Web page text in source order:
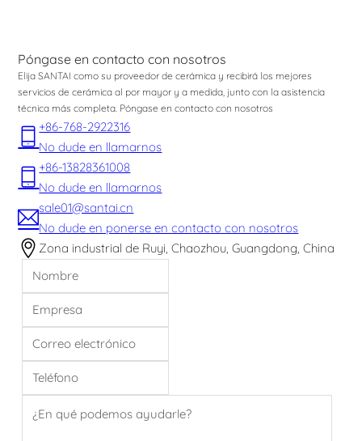
Póngase en contacto con nosotros
Elija SANTAI como su proveedor de cerámica y recibirá los mejores
servicios de cerámica al por mayor y a medida, junto con la asistencia
técnica más completa. Póngase en contacto con nosotros
+86-768-2922316
No dude en llamarnos
+86-13828361008
No dude en llamarnos
sale01@santai.cn
No dude en ponerse en contacto con nosotros
Zona industrial de Ruyi, Chaozhou, Guangdong, China